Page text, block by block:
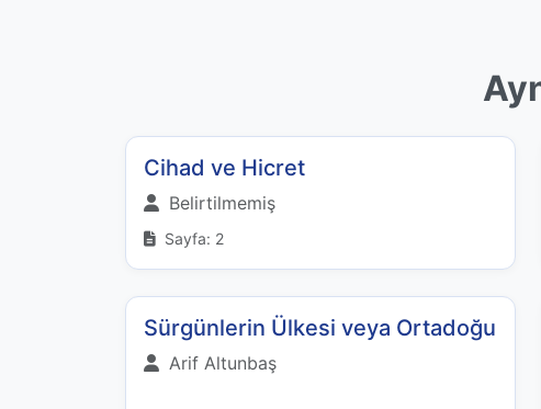
Cihad ve Hicret
Belirtilmemiş
Sayfa: 2
Sürgünlerin Ülkesi veya Ortadoğu
Arif Altunbaş